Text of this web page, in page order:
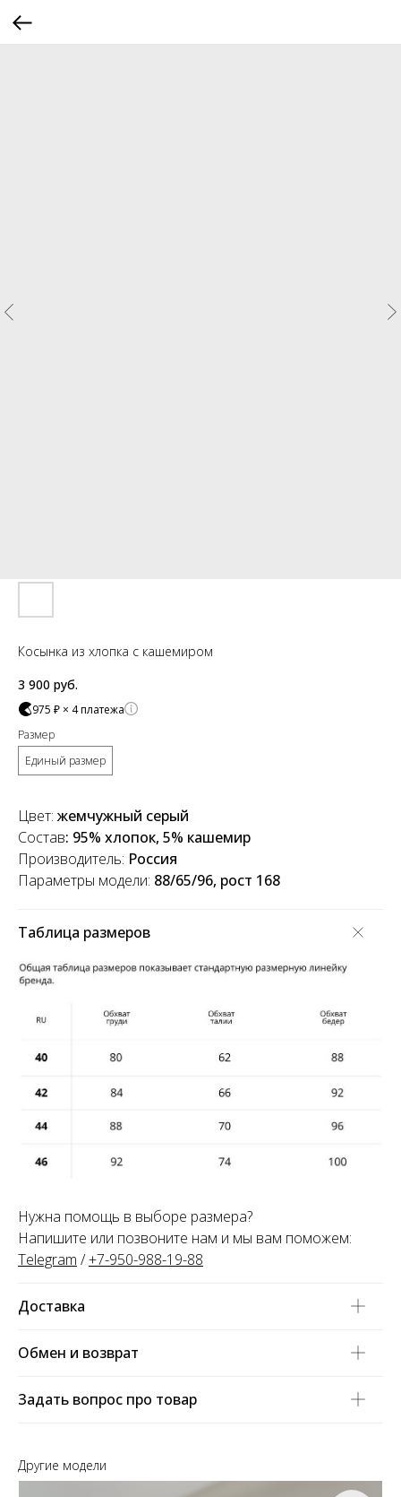
Косынка из хлопка с кашемиром
3 900 руб.
975 ₽ × 4 платежа
Размер
Единый размер
Цвет: жемчужный серый
Состав: 95% хлопок, 5% кашемир
Производитель: Россия
Параметры модели: 88/65/96, рост 168
Таблица размеров
Нужна помощь в выборе размера?
Напишите или позвоните нам и мы вам поможем:
Telegram /+7-950-988-19-88
Доставка
Обмен и возврат
Задать вопрос про товар
Другие модели
платежами раз в две недели.
25%
Как обычная оплата картой